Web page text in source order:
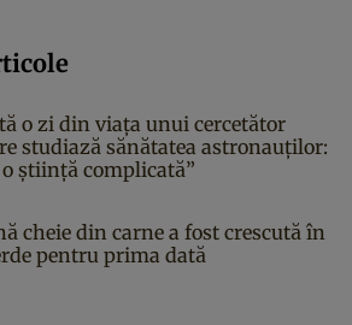
o zi din viața unui cercetător
studiază sănătatea astronauților:
o știință complicată”
cheie din carne a fost crescută în
pentru prima dată